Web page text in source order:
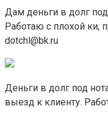
Дам деньги в долг
Работаю с плохой ки,
dotchl@bk.ru
Деньги в долг под
выезд к клиенту.